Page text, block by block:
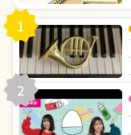
1
2